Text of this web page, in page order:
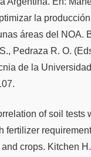
la
áreas del NOA.
Pedraza R. O.
de la
of soil tests
fertilizer
crops. Kitchen